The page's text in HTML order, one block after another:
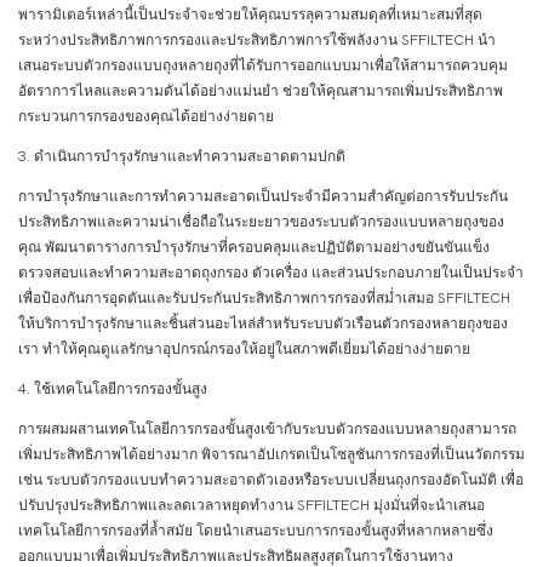
พารามิเตอร์เหล่านี้เป็นประจำจะช่วยให้คุณบรรลุความสมดุลที่เหมาะสมที่สุด
ระหว่างประสิทธิภาพการกรองและประสิทธิภาพการใช้พลังงาน SFFILTECH นำ
เสนอระบบตัวกรองแบบถุงหลายถุงที่ได้รับการออกแบบมาเพื่อให้สามารถควบคุม
อัตราการไหลและความดันได้อย่างแม่นยำ ช่วยให้คุณสามารถเพิ่มประสิทธิภาพ
กระบวนการกรองของคุณได้อย่างง่ายดาย
3. ดำเนินการบำรุงรักษาและทำความสะอาดตามปกติ
การบำรุงรักษาและการทำความสะอาดเป็นประจำมีความสำคัญต่อการรับประกัน
ประสิทธิภาพและความน่าเชื่อถือในระยะยาวของระบบตัวกรองแบบหลายถุงของ
คุณ พัฒนาตารางการบำรุงรักษาที่ครอบคลุมและปฏิบัติตามอย่างขยันขันแข็ง
ตรวจสอบและทำความสะอาดถุงกรอง ตัวเครื่อง และส่วนประกอบภายในเป็นประจำ
เพื่อป้องกันการอุดตันและรับประกันประสิทธิภาพการกรองที่สม่ำเสมอ SFFILTECH
ให้บริการบำรุงรักษาและชิ้นส่วนอะไหล่สำหรับระบบตัวเรือนตัวกรองหลายถุงของ
เรา ทำให้คุณดูแลรักษาอุปกรณ์กรองให้อยู่ในสภาพดีเยี่ยมได้อย่างง่ายดาย
4. ใช้เทคโนโลยีการกรองขั้นสูง
การผสมผสานเทคโนโลยีการกรองขั้นสูงเข้ากับระบบตัวกรองแบบหลายถุงสามารถ
เพิ่มประสิทธิภาพได้อย่างมาก พิจารณาอัปเกรดเป็นโซลูชันการกรองที่เป็นนวัตกรรม
เช่น ระบบตัวกรองแบบทำความสะอาดตัวเองหรือระบบเปลี่ยนถุงกรองอัตโนมัติ เพื่อ
ปรับปรุงประสิทธิภาพและลดเวลาหยุดทำงาน SFFILTECH มุ่งมั่นที่จะนำเสนอ
เทคโนโลยีการกรองที่ล้ำสมัย โดยนำเสนอระบบการกรองขั้นสูงที่หลากหลายซึ่ง
ออกแบบมาเพื่อเพิ่มประสิทธิภาพและประสิทธิผลสูงสุดในการใช้งานทาง